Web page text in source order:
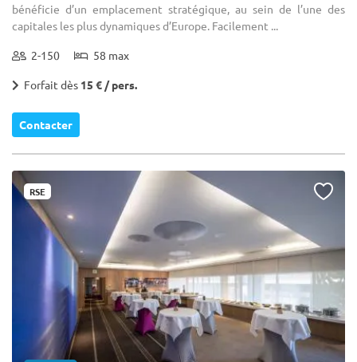
bénéficie d’un emplacement stratégique, au sein de l’une des
capitales les plus dynamiques d’Europe. Facilement ...
2-150 58 max
Forfait dès 15 € / pers.
Contacter
RSE